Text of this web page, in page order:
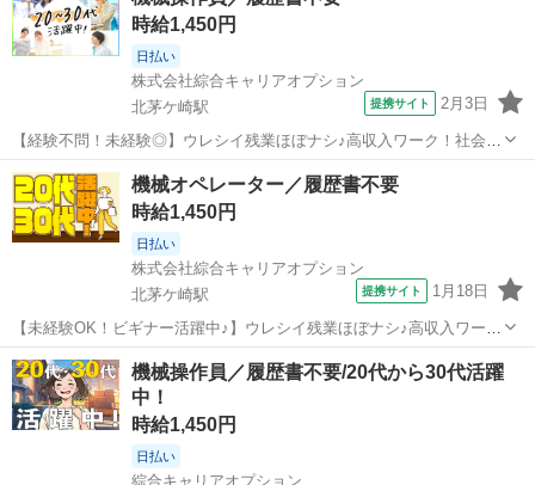
あると毎日の服選びに悩ま...
時給1,450円
日払い
株式会社綜合キャリアオプション
北茅ケ崎駅
提携サイト 2月3日
【経験不問！未経験◎】ウレシイ残業ほぼナシ♪高収入ワーク！社会人
経験をつもう！／履歴書不要 ■お仕事PR ≪無理なく働ける≫ 場合に
よってはお願いすることもありますが、 残業はほとんどナシ！ 制服が
あると毎日の服選びに悩ま...
神奈川 茅ヶ崎市 北茅ケ崎駅 工場
機械オペレーター／履歴書不要
時給1,450円
日払い
株式会社綜合キャリアオプション
北茅ケ崎駅
提携サイト 1月18日
【未経験OK！ビギナー活躍中♪】ウレシイ残業ほぼナシ♪高収入ワー
ク！／履歴書不要 ■お仕事PR ≪無理なく働ける≫ 場合によってはお
願いすることもありますが、 残業はほとんどナシ！ ≪機能的な制服ア
リ≫ 制服があるので、 ...
神奈川 茅ヶ崎市 北茅ケ崎駅 工場
機械操作員／履歴書不要/20代から30代活躍
中！
時給1,450円
日払い
綜合キャリアオプション